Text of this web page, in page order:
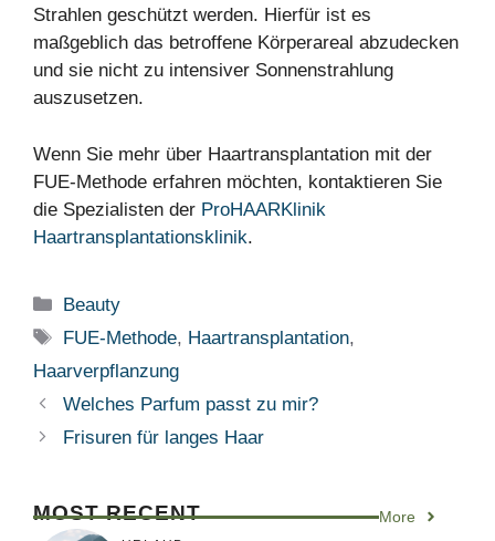
Strahlen geschützt werden. Hierfür ist es
maßgeblich das betroffene Körperareal abzudecken
und sie nicht zu intensiver Sonnenstrahlung
auszusetzen.
Wenn Sie mehr über Haartransplantation mit der
FUE-Methode erfahren möchten, kontaktieren Sie
die Spezialisten der ProHAARKlinik
Haartransplantationsklinik.
Kategorien
Beauty
Schlagwörter
FUE-Methode, Haartransplantation,
Haarverpflanzung
Welches Parfum passt zu mir?
Frisuren für langes Haar
MOST RECENT More